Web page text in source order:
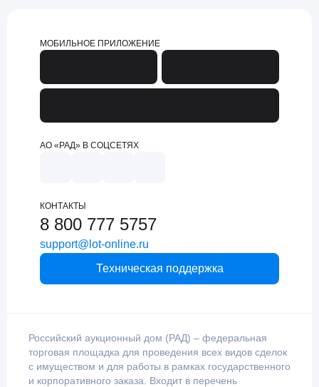
МОБИЛЬНОЕ ПРИЛОЖЕНИЕ
АО «РАД» В СОЦСЕТЯХ
КОНТАКТЫ
8 800 777 5757
support@lot-online.ru
Техническая поддержка
Российский аукционный дом (РАД) – федеральная
торговая площадка для проведения всех видов сделок
с имуществом и для работы в рамках государственного
и корпоративного заказа. Входит в перечень